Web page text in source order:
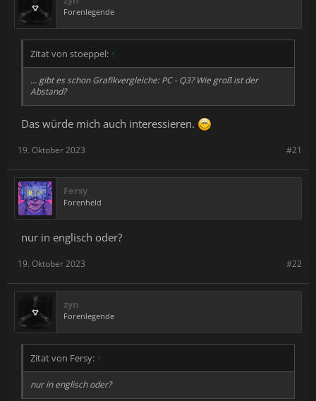
Forenlegende
Zitat von stoeppel: ↑
... gibt es schon Grafikvergleiche: PC - Q3? Wie groß ist der
Abstand?
Das würde mich auch interessieren.
#21
19. Oktober 2023
Fersy
Forenheld
nur in englisch oder?
#22
19. Oktober 2023
zyn
Forenlegende
Zitat von Fersy: ↑
nur in englisch oder?